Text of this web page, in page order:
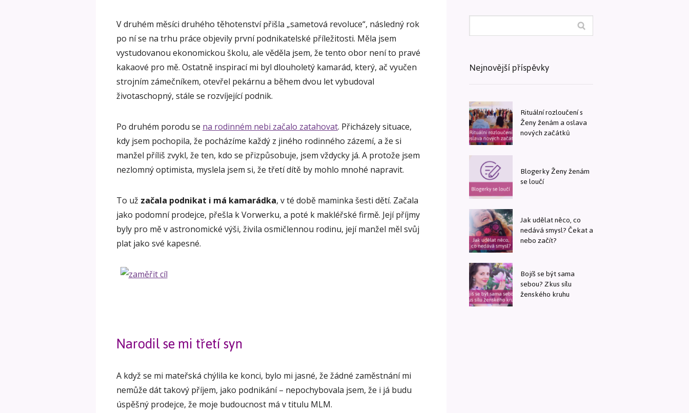
V druhém měsíci druhého těhotenství přišla „sametová revoluce“, následný rok
po ní se na trhu práce objevily první podnikatelské příležitosti. Měla jsem
vystudovanou ekonomickou školu, ale věděla jsem, že tento obor není to pravé
kakaové pro mě. Ostatně inspirací mi byl dlouholetý kamarád, který, ač vyučen
strojním zámečníkem, otevřel pekárnu a během dvou let vybudoval
životaschopný, stále se rozvíjející podnik.
Po druhém porodu se na rodinném nebi začalo zatahovat. Přicházely situace,
kdy jsem pochopila, že pocházíme každý z jiného rodinného zázemí, a že si
manžel příliš zvykl, že ten, kdo se přizpůsobuje, jsem vždycky já. A protože jsem
nezlomný optimista, myslela jsem si, že třetí dítě by mohlo mnohé napravit.
To už začala podnikat i má kamarádka, v té době maminka šesti dětí. Začala
jako podomní prodejce, přešla k Vorwerku, a poté k makléřské firmě. Její příjmy
byly pro mě v astronomické výši, živila osmičlennou rodinu, její manžel měl svůj
plat jako své kapesné.
Narodil se mi třetí syn
A když se mi mateřská chýlila ke konci, bylo mi jasné, že žádné zaměstnání mi
nemůže dát takový příjem, jako podnikání – nepochybovala jsem, že i já budu
úspěšný prodejce, že moje budoucnost má v titulu MLM.
Nejnovější příspěvky
Rituální rozloučení s
Ženy ženám a oslava
nových začátků
Blogerky Ženy ženám
se loučí
Jak udělat něco, co
nedává smysl? Čekat a
nebo začít?
Bojíš se být sama
sebou? Zkus sílu
ženského kruhu